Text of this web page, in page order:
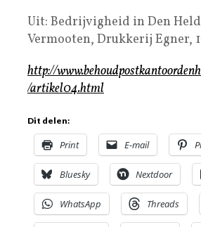
Uit: Bedrijvigheid in Den
Vermooten, Drukkerij Egner,
http://
/artikel04.html
Dit delen:
Print E-mail
Bluesky Nextdoor
WhatsApp Threads